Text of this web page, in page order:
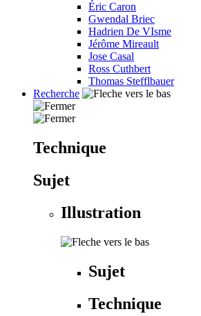
Éric Caron
Gwendal Briec
Hadrien De VIsme
Jérôme Mireault
Jose Casal
Ross Cuthbert
Thomas Stefflbauer
Recherche
Technique
Sujet
Illustration
Sujet
Technique